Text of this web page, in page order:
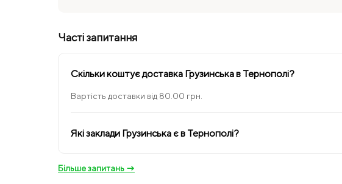
Часті запитання
Скільки коштує доставка Грузинська в Тернополі?
Вартість доставки від 80.00 грн.
Які заклади Грузинська є в Тернополі?
Більше запитань →